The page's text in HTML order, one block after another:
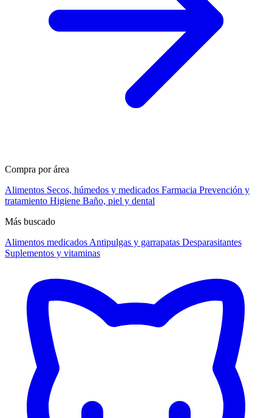
Compra por área
Alimentos Secos, húmedos y medicados Farmacia Prevención y
tratamiento Higiene Baño, piel y dental
Más buscado
Alimentos medicados Antipulgas y garrapatas Desparasitantes
Suplementos y vitaminas